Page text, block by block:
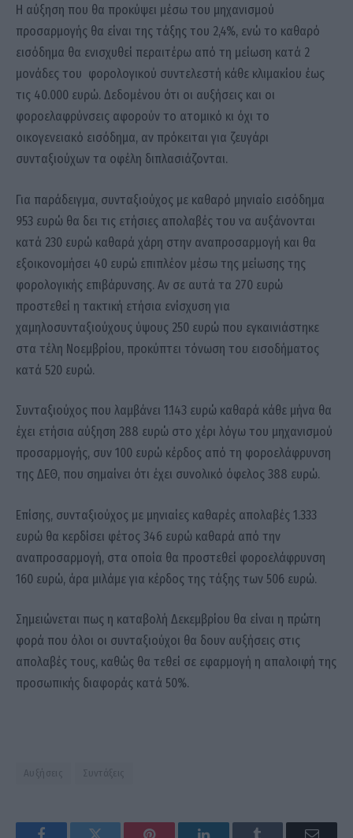
Η αύξηση που θα προκύψει μέσω του μηχανισμού
προσαρμογής θα είναι της τάξης του 2,4%, ενώ το καθαρό
εισόδημα θα ενισχυθεί περαιτέρω από τη μείωση κατά 2
μονάδες του φορολογικού συντελεστή κάθε κλιμακίου έως
τις 40.000 ευρώ. Δεδομένου ότι οι αυξήσεις και οι
φοροελαφρύνσεις αφορούν το ατομικό κι όχι το
οικογενειακό εισόδημα, αν πρόκειται για ζευγάρι
συνταξιούχων τα οφέλη διπλασιάζονται.
Για παράδειγμα, συνταξιούχος με καθαρό μηνιαίο εισόδημα
953 ευρώ θα δει τις ετήσιες απολαβές του να αυξάνονται
κατά 230 ευρώ καθαρά χάρη στην αναπροσαρμογή και θα
εξοικονομήσει 40 ευρώ επιπλέον μέσω της μείωσης της
φορολογικής επιβάρυνσης. Αν σε αυτά τα 270 ευρώ
προστεθεί η τακτική ετήσια ενίσχυση για
χαμηλοσυνταξιούχους ύψους 250 ευρώ που εγκαινιάστηκε
στα τέλη Νοεμβρίου, προκύπτει τόνωση του εισοδήματος
κατά 520 ευρώ.
Συνταξιούχος που λαμβάνει 1.143 ευρώ καθαρά κάθε μήνα θα
έχει ετήσια αύξηση 288 ευρώ στο χέρι λόγω του μηχανισμού
προσαρμογής, συν 100 ευρώ κέρδος από τη φοροελάφρυνση
της ΔΕΘ, που σημαίνει ότι έχει συνολικό όφελος 388 ευρώ.
Επίσης, συνταξιούχος με μηνιαίες καθαρές απολαβές 1.333
ευρώ θα κερδίσει φέτος 346 ευρώ καθαρά από την
αναπροσαρμογή, στα οποία θα προστεθεί φοροελάφρυνση
160 ευρώ, άρα μιλάμε για κέρδος της τάξης των 506 ευρώ.
Σημειώνεται πως η καταβολή Δεκεμβρίου θα είναι η πρώτη
φορά που όλοι οι συνταξιούχοι θα δουν αυξήσεις στις
απολαβές τους, καθώς θα τεθεί σε εφαρμογή η απαλοιφή της
προσωπικής διαφοράς κατά 50%.
Αυξήσεις Συντάξεις